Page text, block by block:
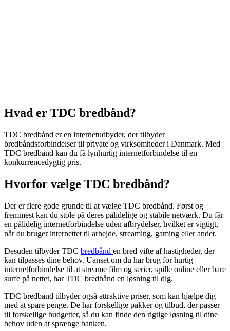
Hvad er TDC bredbånd?
TDC bredbånd er en internetudbyder, der tilbyder
bredbåndsforbindelser til private og virksomheder i Danmark. Med
TDC bredbånd kan du få lynhurtig internetforbindelse til en
konkurrencedygtig pris.
Hvorfor vælge TDC bredbånd?
Der er flere gode grunde til at vælge TDC bredbånd. Først og
fremmest kan du stole på deres pålidelige og stabile netværk. Du får
en pålidelig internetforbindelse uden afbrydelser, hvilket er vigtigt,
når du bruger internettet til arbejde, streaming, gaming eller andet.
Desuden tilbyder TDC bredbånd en bred vifte af hastigheder, der
kan tilpasses dine behov. Uanset om du har brug for hurtig
internetforbindelse til at streame film og serier, spille online eller bare
surfe på nettet, har TDC bredbånd en løsning til dig.
TDC bredbånd tilbyder også attraktive priser, som kan hjælpe dig
med at spare penge. De har forskellige pakker og tilbud, der passer
til forskellige budgetter, så du kan finde den rigtige løsning til dine
behov uden at sprænge banken.